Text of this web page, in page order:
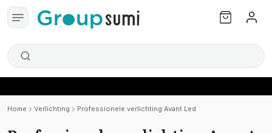
Home Verlichting Professionele verlichting Avant Led